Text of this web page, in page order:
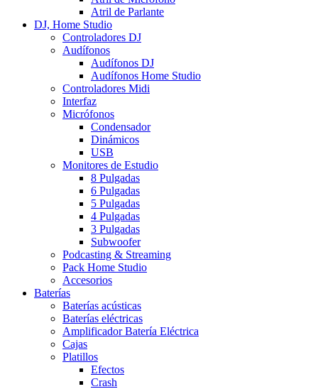
Atril de Parlante
DJ, Home Studio
Controladores DJ
Audífonos
Audífonos DJ
Audífonos Home Studio
Controladores Midi
Interfaz
Micrófonos
Condensador
Dinámicos
USB
Monitores de Estudio
8 Pulgadas
6 Pulgadas
5 Pulgadas
4 Pulgadas
3 Pulgadas
Subwoofer
Podcasting & Streaming
Pack Home Studio
Accesorios
Baterías
Baterías acústicas
Baterías eléctricas
Amplificador Batería Eléctrica
Cajas
Platillos
Efectos
Crash